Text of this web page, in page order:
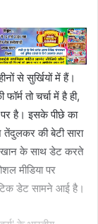
से सुर्खियों में हैं।
तो चर्चा में है ही,
पर है। इसके पीछे का
की बेटी सारा
खान के साथ डेट करते
मीडिया पर
डेट सामने आई है।